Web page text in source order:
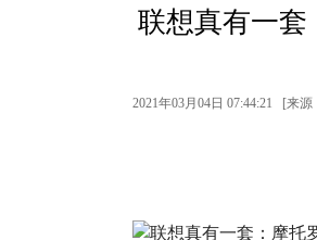
联想真有一套
2021年03月04日 07:44:21 [来